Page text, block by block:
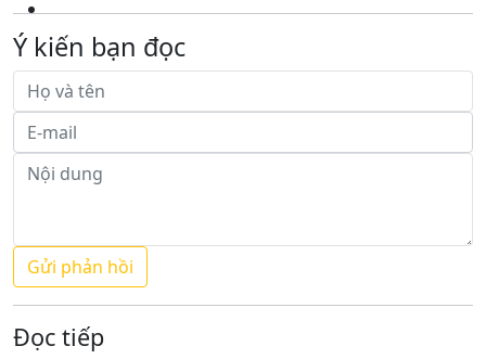
Ý kiến bạn đọc
Đọc tiếp